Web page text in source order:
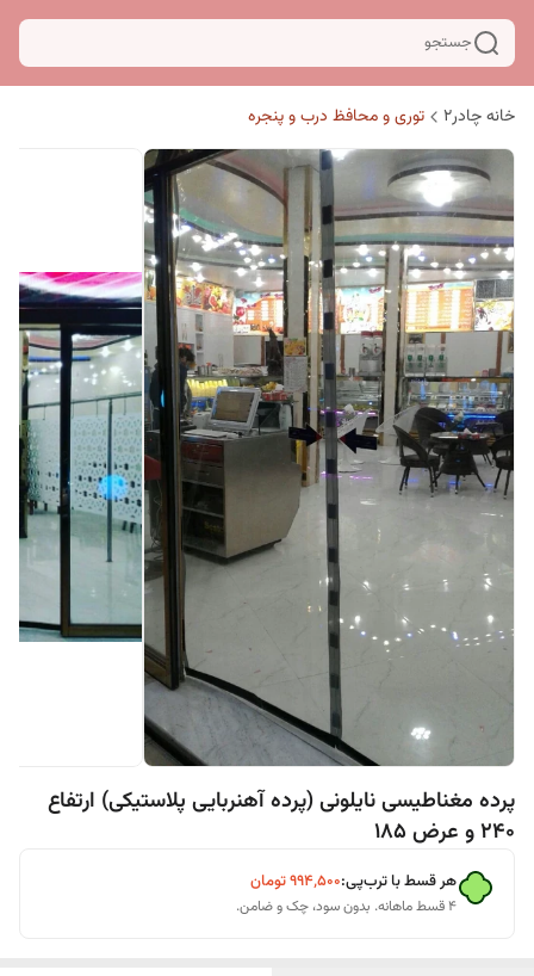
جستجو
خانه چادر۲ توری و محافظ درب و پنجره
پرده مغناطیسی نایلونی (پرده آهنربایی پلاستیکی) ارتفاع
240 و عرض 185
هر قسط با ترب‌پی:۹۹۴٬۵۰۰تومان
۴ قسط ماهانه. بدون سود، چک و ضامن.